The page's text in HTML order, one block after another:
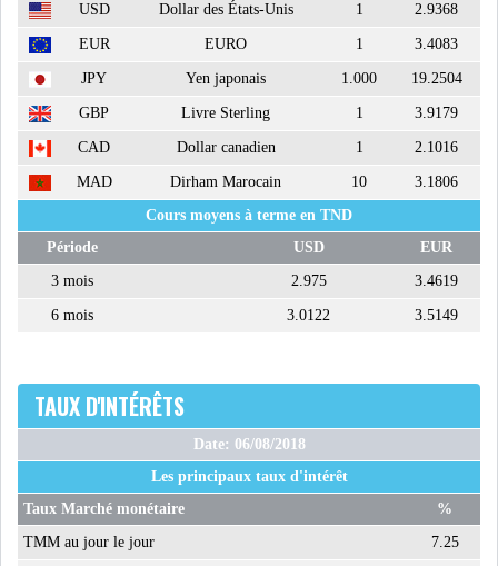
USD
Dollar des États-Unis 1 2.9368
EUR EURO 1 3.4083
JPY Yen japonais 1.000 19.2504
GBP Livre Sterling 1 3.9179
CAD Dollar canadien 1 2.1016
MAD Dirham Marocain 10
3.1806
Cours moyens à terme en TND
Période
USD
EUR
3 mois
2.975 3.4619
6 mois 3.0122 3.5149
TAUX D'INTÉRÊTS
Date: 06/08/2018
Les principaux taux d'intérêt
Taux Marché monétaire
%
TMM au jour le jour
7.25